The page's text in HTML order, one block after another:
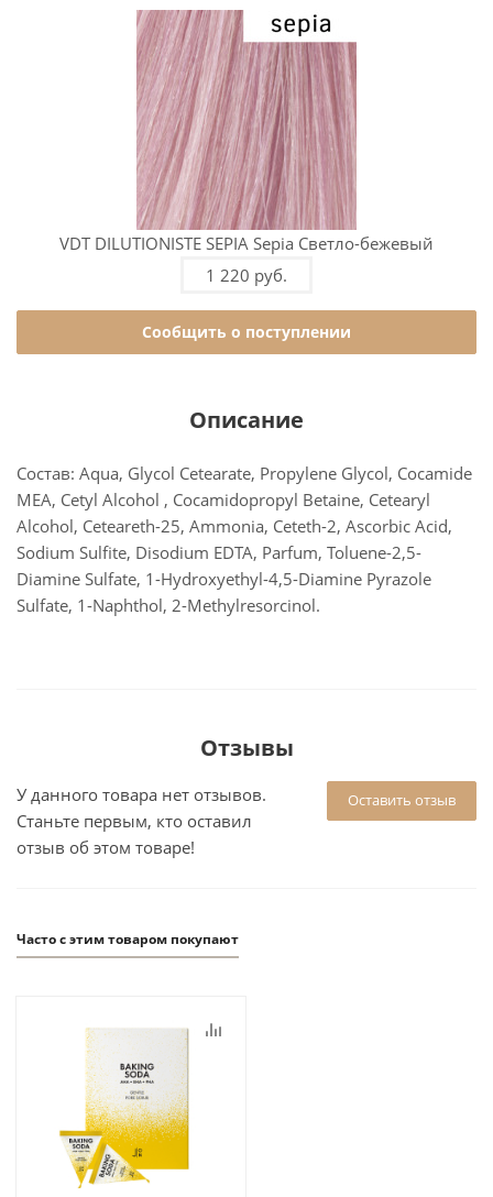
VDT DILUTIONISTE SEPIA Sepia Светло-бежевый
1 220 руб.
Сообщить о поступлении
Описание
Состав: Aqua, Glycol Cetearate, Propylene Glycol, Cocamide
MEA, Cetyl Alcohol , Cocamidopropyl Betaine, Cetearyl
Alcohol, Ceteareth-25, Ammonia, Ceteth-2, Ascorbic Acid,
Sodium Sulfite, Disodium EDTA, Parfum, Toluene-2,5-
Diamine Sulfate, 1-Hydroxyethyl-4,5-Diamine Pyrazole
Sulfate, 1-Naphthol, 2-Methylresorcinol.
Отзывы
Оставить отзыв
У данного товара нет отзывов.
Станьте первым, кто оставил
отзыв об этом товаре!
Часто с этим товаром покупают